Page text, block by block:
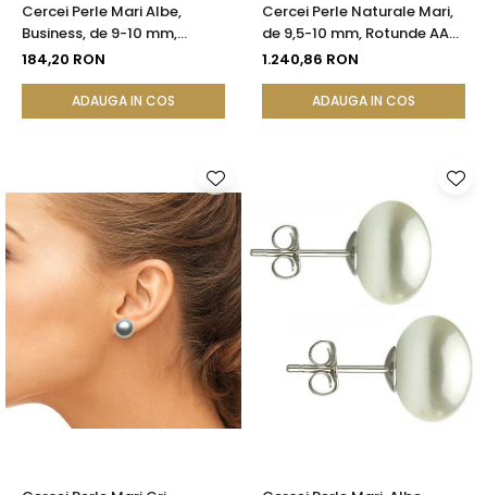
Cercei Perle Mari Albe,
Business, de 9-10 mm,
Tortiță Închisă, Argint 925 -
184,20 RON
ADAUGA IN COS
Cercei Perle Naturale Mari,
de 9,5-10 mm, Rotunde AAA,
Aur 14K (aur 585) |
1.240,86 RON
ADAUGA IN COS